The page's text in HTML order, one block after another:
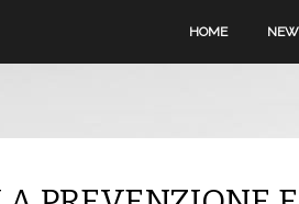
HOME